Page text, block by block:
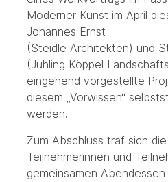
Moderner Kunst im April
Johannes Ernst
(Steidle Architekten) und
(Jühling Köppel
eingehend vorgestellte
diesem „Vorwissen“
werden.
Zum Abschluss traf sich
Teilnehmerinnen und
gemeinsamen Abendessen